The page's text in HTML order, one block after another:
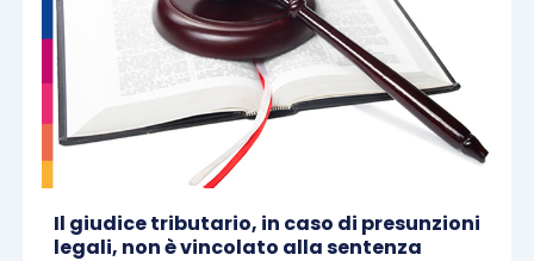
Il giudice tributario, in caso di presunzioni
legali, non è vincolato alla sentenza